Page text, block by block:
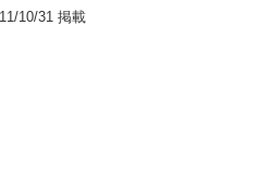
10/31 掲載